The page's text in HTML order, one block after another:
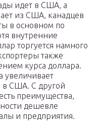
идет в США, а
из США, канадцев
в основном по
внутренние
торгуется намного
также
курса доллара.
увеличивает
в США. С другой
преимущества,
дешевле
и предприятия.